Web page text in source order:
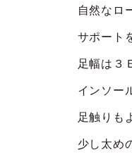
自然なロ
サポート
足幅は３
インソー
足触りも
少し太め